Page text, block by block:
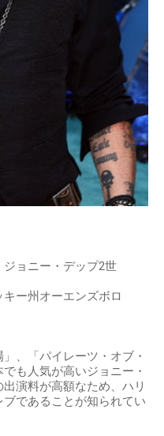
ョニー・デップ2世
ー州オーエンズボロ
、「パイレーツ・オブ・
も人気が高いジョニー・
演料が高額なため、ハリ
であることが知られてい